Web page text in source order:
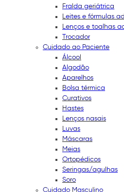
Fralda geriátrica
Leites e fórmulas
Lenços e toalhas
Trocador
Cuidado ao Paciente
Álcool
Algodão
Aparelhos
Bolsa térmica
Curativos
Hastes
Lenços nasais
Luvas
Máscaras
Meias
Ortopédicos
Seringas/agulhas
Soro
Cuidado Masculino